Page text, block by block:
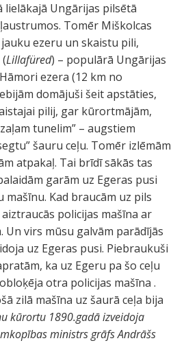
lielākajā Ungārijas pilsētā
Tomēr Miškolcas
ezeru un skaistu pili,
(Lillafüred) – populārā Ungārijas
ezera (12 km no
domājuši šeit apstāties,
pilij, gar kūrortmājām,
tunelim” – augstiem
šauru ceļu. Tomēr izlēmām
atpakaļ. Tai brīdī sākās tas
garām uz Egeras pusi
Kad braucām uz pils
policijas mašīna ar
Un virs mūsu galvām parādījās
uz Egeras pusi. Piebraukuši
ka uz Egeru pa šo ceļu
otra policijas mašīna .
zilā mašīna uz šaurā ceļa bija
kūrortu 1890.gadā izveidoja
ministrs grāfs Andrāšs